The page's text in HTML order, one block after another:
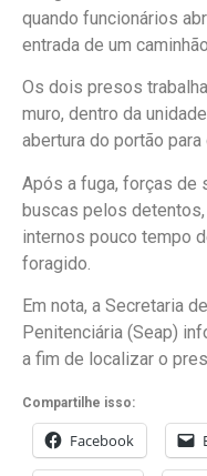
quando funcionários
entrada de um
Os dois presos
muro, dentro da
abertura do portão
Após a fuga, forças de
buscas pelos
internos pouco tempo
foragido.
Em nota, a Secretaria
Penitenciária (Seap)
a fim de localizar o
Compartilhe isso:
Facebook